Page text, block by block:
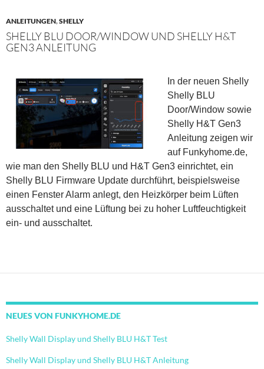
ANLEITUNGEN,SHELLY
SHELLY BLU DOOR/WINDOW UND SHELLY H&T
GEN3 ANLEITUNG
In der neuen Shelly
Shelly BLU
Door/Window sowie
Shelly H&T Gen3
Anleitung zeigen wir
auf Funkyhome.de,
wie man den Shelly BLU und H&T Gen3 einrichtet, ein
Shelly BLU Firmware Update durchführt, beispielsweise
einen Fenster Alarm anlegt, den Heizkörper beim Lüften
ausschaltet und eine Lüftung bei zu hoher Luftfeuchtigkeit
ein- und ausschaltet.
NEUES VON FUNKYHOME.DE
Shelly Wall Display und Shelly BLU H&T Test
Shelly Wall Display und Shelly BLU H&T Anleitung